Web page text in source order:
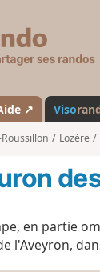
s
↗ Viso
Lozère
en partie
l'Aveyron,